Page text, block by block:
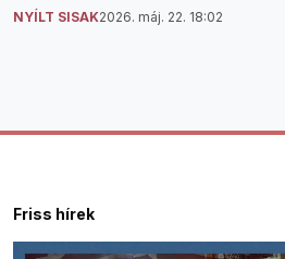
NYÍLT SISAK2026. máj. 22. 18:02
Friss hírek